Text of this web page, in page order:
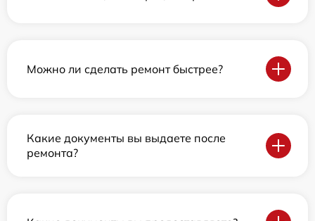
Можно ли сделать ремонт быстрее?
Какие документы вы выдаете после
ремонта?